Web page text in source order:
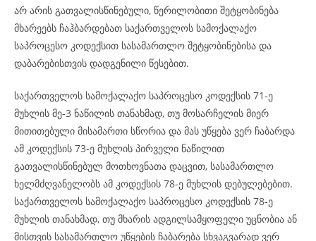
არ არის გათვალისწინებული, წერილობითი შეტყობინება
მხარეებს ჩაჰბარდებათ საქართველოს სამოქალაქო
საპროცესო კოდექსით სასამართლო შეტყობინებისა და
დაბარებისთვის დადგენილი წესებით.
საქართველოს სამოქალაქო საპროცესო კოდექსის 71-ე
მუხლის მე-3 ნაწილის თანახმად, თუ მოსარჩელის მიერ
მითითებული მისამართი სწორია და მას უწყება ვერ ჩაბარდა
ამ კოდექსის 73-ე მუხლის პირველი ნაწილით
გათვალისწინებულ მოთხოვნათა დაცვით, სასამართლო
ხელმძღვანელობს ამ კოდექსის 78-ე მუხლის დებულებებით.
საქართველოს სამოქალაქო საპროცესო კოდექსის 78-ე
მუხლის თანახმად, თუ მხარის ადგილსამყოფელი უცნობია ან
მისთვის სასამართლო უწყების ჩაბარება სხვაგვარად ვერ